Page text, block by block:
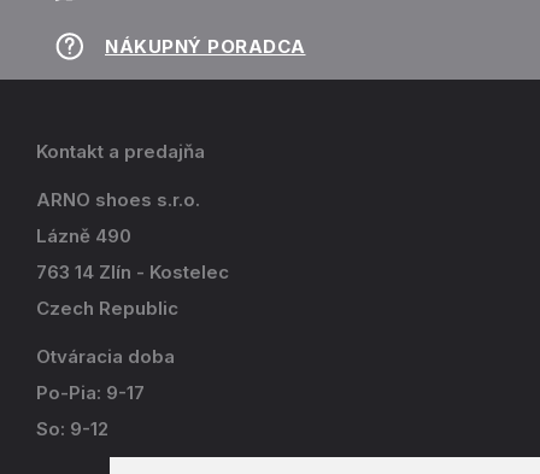
NÁKUPNÝ PORADCA
Kontakt a predajňa
ARNO shoes s.r.o.
Lázně 490
763 14 Zlín - Kostelec
Czech Republic
Otváracia doba
Po-Pia: 9-17
So: 9-12